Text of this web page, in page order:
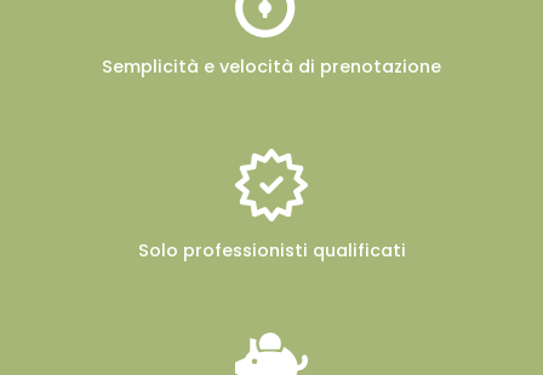
Semplicità e velocità di prenotazione
Solo professionisti qualificati